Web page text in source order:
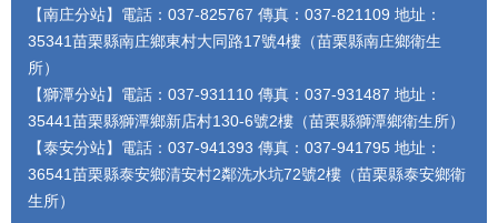
【南庄分站】電話：037-825767 傳真：037-821109 地址：
35341苗栗縣南庄鄉東村大同路17號4樓（苗栗縣南庄鄉衛生
所）
【獅潭分站】電話：037-931110 傳真：037-931487 地址：
35441苗栗縣獅潭鄉新店村130-6號2樓（苗栗縣獅潭鄉衛生所）
【泰安分站】電話：037-941393 傳真：037-941795 地址：
36541苗栗縣泰安鄉清安村2鄰洗水坑72號2樓（苗栗縣泰安鄉衛
生所）